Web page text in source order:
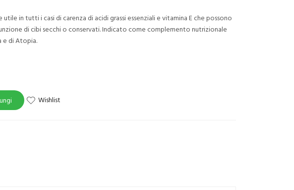
utile in tutti i casi di carenza di acidi grassi essenziali e vitamina E che possono
di cibi secchi o conservati. Indicato come complemento nutrizionale
e di Atopia.
Wishlist